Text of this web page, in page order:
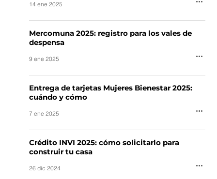
14 ene 2025
Mercomuna 2025: registro para los vales de
despensa
9 ene 2025
Entrega de tarjetas Mujeres Bienestar 2025:
cuándo y cómo
7 ene 2025
Crédito INVI 2025: cómo solicitarlo para
construir tu casa
26 dic 2024